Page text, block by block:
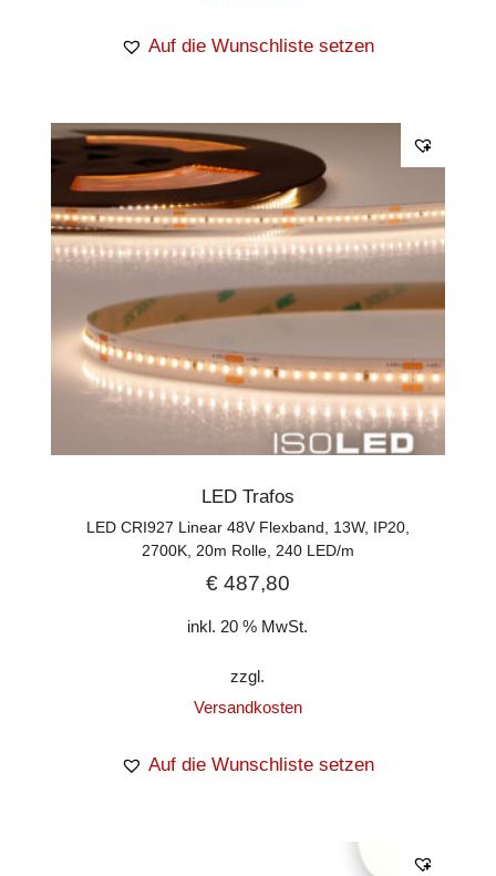
Auf die Wunschliste setzen
LED Trafos
LED CRI927 Linear 48V Flexband, 13W, IP20,
2700K, 20m Rolle, 240 LED/m
€487,80
inkl. 20 % MwSt.
zzgl.
Versandkosten
Auf die Wunschliste setzen